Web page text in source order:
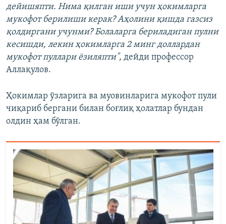
дейишяпти. Нима қилган иши учун ҳокимларга
мукофот берилиши керак? Аҳолини қишда газсиз
қолдиргани учунми? Болаларга бериладиган пулни
кесишди, лекин ҳокимларга 2 минг доллардан
мукофот пуллари ёзиляпти", дейди профессор
Аллақулов.
Ҳокимлар ўзларига ва муовинларига мукофот пули
чиқариб бергани билан боғлиқ ҳолатлар бундан
олдин ҳам бўлган.